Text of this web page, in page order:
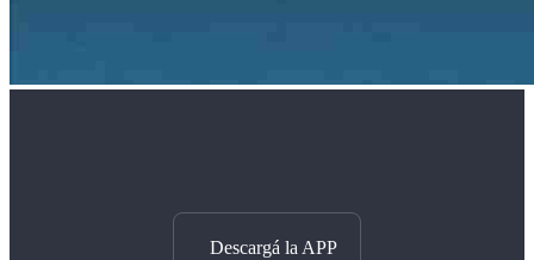
Descargá la APP